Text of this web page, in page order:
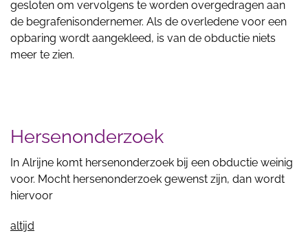
gesloten om vervolgens te worden overgedragen aan
de begrafenisondernemer. Als de overledene voor een
opbaring wordt aangekleed, is van de obductie niets
meer te zien.
Hersenonderzoek
In Alrijne komt hersenonderzoek bij een obductie weinig
voor. Mocht hersenonderzoek gewenst zijn, dan wordt
hiervoor
altijd